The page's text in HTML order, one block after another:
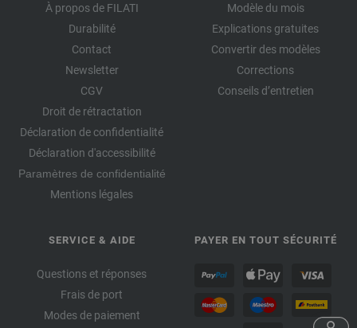
À propos de FILATI
Durabilité
Contact
Newsletter
CGV
Droit de rétractation
Déclaration de confidentialité
Déclaration d'accessibilité
Paramètres de confidentialité
Mentions légales
Modèle du mois
Explications gratuites
Convertir des modèles
Corrections
Conseils d’entretien
SERVICE & AIDE
Questions et réponses
Frais de port
Modes de paiement
PAYER EN TOUT SÉCURITÉ